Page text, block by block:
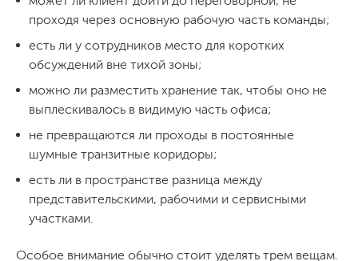
проходя через основную рабочую часть команды;
есть ли у сотрудников место для коротких
обсуждений вне тихой зоны;
можно ли разместить хранение так, чтобы оно не
выплескивалось в видимую часть офиса;
не превращаются ли проходы в постоянные
шумные транзитные коридоры;
есть ли в пространстве разница между
представительскими, рабочими и сервисными
участками.
Особое внимание обычно стоит уделять трем вещам.